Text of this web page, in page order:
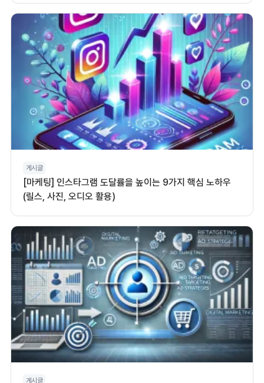
게시글
[마케팅] 인스타그램 도달률을 높이는 9가지 핵심 노하우
(릴스, 사진, 오디오 활용)
게시글